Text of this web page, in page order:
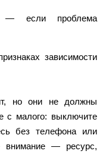
— если проблема
зависимости
но они не должны
с малого: выключите
без телефона или
внимание — ресурс,